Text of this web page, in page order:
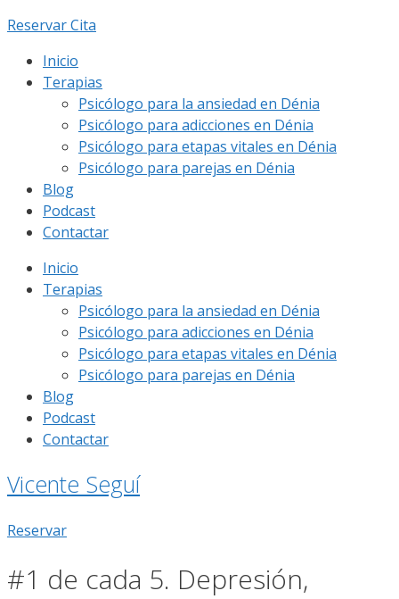
Reservar Cita
Inicio
Terapias
Psicólogo para la ansiedad en Dénia
Psicólogo para adicciones en Dénia
Psicólogo para etapas vitales en Dénia
Psicólogo para parejas en Dénia
Blog
Podcast
Contactar
Inicio
Terapias
Psicólogo para la ansiedad en Dénia
Psicólogo para adicciones en Dénia
Psicólogo para etapas vitales en Dénia
Psicólogo para parejas en Dénia
Blog
Podcast
Contactar
Vicente Seguí
Reservar
#1 de cada 5. Depresión,